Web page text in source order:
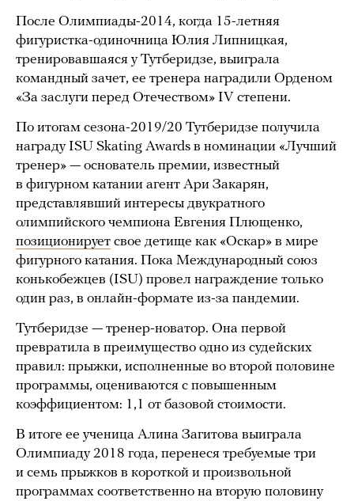
После Олимпиады-2014, когда 15-летняя
фигуристка-одиночница Юлия Липницкая,
тренировавшаяся у Тутберидзе, выиграла
командный зачет, ее тренера наградили Орденом
«За заслуги перед Отечеством» IV степени.
По итогам сезона-2019/20 Тутберидзе получила
награду ISU Skating Awards в номинации «Лучший
тренер» — основатель премии, известный
в фигурном катании агент Ари Закарян,
представлявший интересы двукратного
олимпийского чемпиона Евгения Плющенко,
позиционирует свое детище как «Оскар» в мире
фигурного катания. Пока Международный союз
конькобежцев (ISU) провел награждение только
один раз, в онлайн-формате из-за пандемии.
Тутберидзе — тренер-новатор. Она первой
превратила в преимущество одно из судейских
правил: прыжки, исполненные во второй половине
программы, оцениваются с повышенным
коэффициентом: 1,1 от базовой стоимости.
В итоге ее ученица Алина Загитова выиграла
Олимпиаду 2018 года, перенеся требуемые три
и семь прыжков в короткой и произвольной
программах соответственно на вторую половину